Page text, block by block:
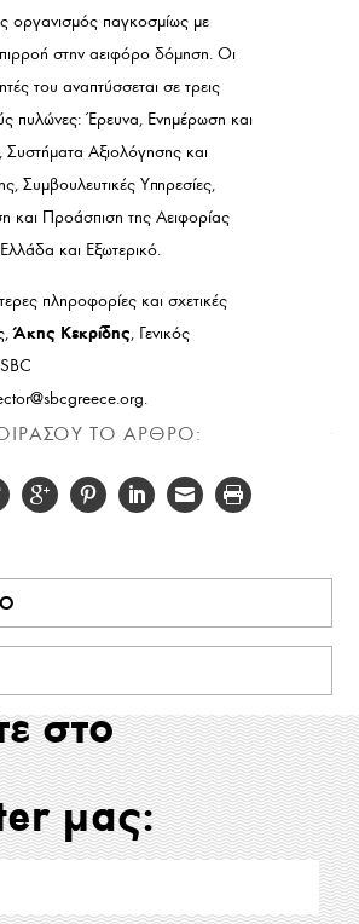
οργανισμός παγκοσμίως με
στην αειφόρο δόμηση. Οι
του αναπτύσσεται σε τρεις
πυλώνες: Έρευνα, Ενημέρωση και
Συστήματα Αξιολόγησης και
Συμβουλευτικές Υπηρεσίες,
και Προάσπιση της Αειφορίας
και Εξωτερικό.
πληροφορίες και σχετικές
Άκης Κεκρίδης, Γενικός
ΤΟ ΑΡΘΡΟ:
στο
μας: